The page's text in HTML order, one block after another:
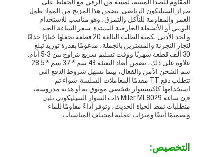
المقاوم للصدأ المتينة، لمسة من الرقي مع الحفاظ على
طراز السيليكون الرياضي. يضمن هذا المزيج من المواد طول
العمر والمقاومة للتآكل والتمزق، وهو مناسب للاستخدام
اليومي أو الأنشطة الخارجية الممتدة. سعر الساعة الجيد
والحد الأدنى لكمية الطلب البالغة 20 قطعة تجعلها خيارًا جذابًا
لتجار التجزئة والمشترين بالجملة، مدعومًا بقدرة توريد تبلغ
30 ألف قطعة شهريًا ووقت تسليم سريع يتراوح بين 3-5 أيام.
علاوة على ذلك، تضمن أبعاد التعبئة 48 سم * 37 سم * 28.5
سم الشحن الآمن والفعال، بينما تسهل شروط الدفع التي
تتطلب دفع TT مقدمًا المعاملات السلسة. سواء تم
استخدامها كإكسسوار شخصي موثوق به أو هدية مدروسة،
فإن ساعة Miler ML8029 ذات السوار السيليكوني تلبي
متطلبات نمط الحياة الحديث، وتوفر أداءً مقاومًا للماء
وتصميمًا أنيقًا وميزات عملية لمختلف المناسبات.
التخصيص: